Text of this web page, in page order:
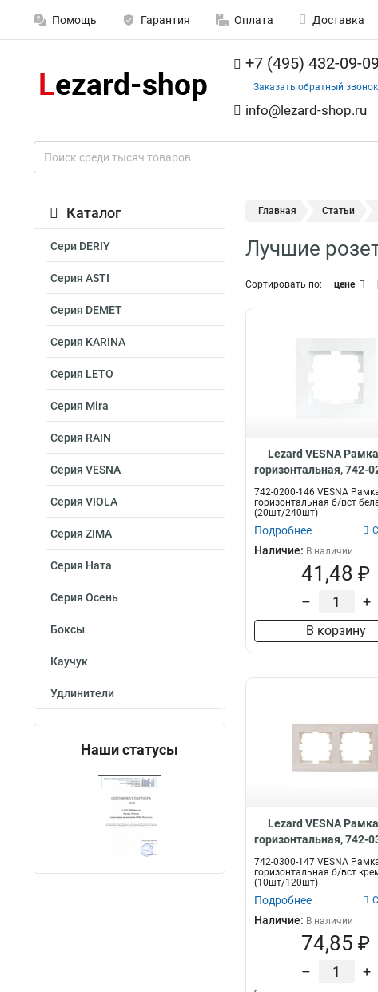
Помощь Гарантия Оплата Доставка
+7 (495) 432-09-09
Заказать обратный звонок
info@lezard-shop.ru
Каталог
Сери DERIY
Серия ASTI
Серия DEMET
Серия KARINA
Серия LETO
Серия Mira
Серия RAIN
Серия VESNA
Серия VIOLA
Серия ZIMA
Серия Ната
Серия Осень
Боксы
Каучук
Удлинители
Наши статусы
Главная Статьи
Лучшие
Сортировать по: цене
Lezard VESNA
горизонтальная, 742-
742-0200-146 VESNA
горизонтальная б/вст
(20шт/240шт)
Подробнее
Наличие: В наличии
41,48 ₽
– +
В корзину
Lezard VESNA
горизонтальная, 742-
742-0300-147 VESNA
горизонтальная б/вст
(10шт/120шт)
Подробнее
Наличие: В наличии
74,85 ₽
– +